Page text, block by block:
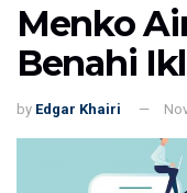
Menko
Benahi
by Edgar Khairi